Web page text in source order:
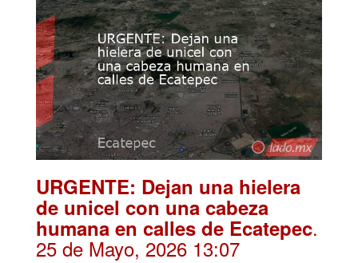
URGENTE: Dejan una hielera
de unicel con una cabeza
humana en calles de Ecatepec.
25 de Mayo, 2026 13:07